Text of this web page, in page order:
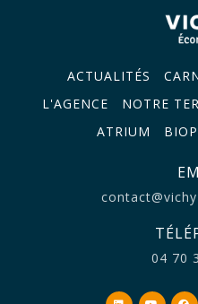
ACTUALITÉS
L'AGENCE
NOTRE
ATRIUM
04 70